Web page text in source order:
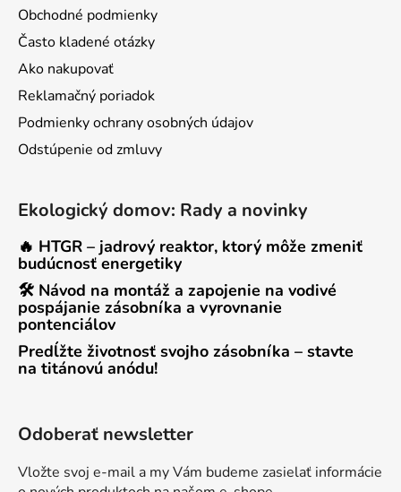
Obchodné podmienky
Často kladené otázky
Ako nakupovať
Reklamačný poriadok
Podmienky ochrany osobných údajov
Odstúpenie od zmluvy
Ekologický domov: Rady a novinky
🔥 HTGR – jadrový reaktor, ktorý môže zmeniť
budúcnosť energetiky
🛠 Návod na montáž a zapojenie na vodivé
pospájanie zásobníka a vyrovnanie
pontenciálov
Predĺžte životnosť svojho zásobníka – stavte
na titánovú anódu!
Odoberať newsletter
Vložte svoj e-mail a my Vám budeme zasielať informácie